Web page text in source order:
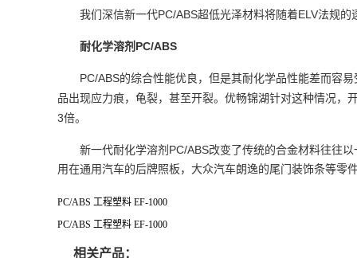
我们深信新一代PC/ABS超低光泽材料将随着ELV法规的
耐化学溶剂 PC/ABS
PC/ABS的综合性能优良，但是其耐化学品性能差而容
品出现应力痕，龟裂，甚至开裂。优畅锦湖针对这种情况，
3倍。
新一代耐化学溶剂 PC/ABS改变了传统的合金材料往往
用在通用汽车的后牌照板，大众汽车朗逸的尾门装饰条等零
PC/ABS 工程塑料 EF-1000
PC/ABS 工程塑料 EF-1000
相关产品：